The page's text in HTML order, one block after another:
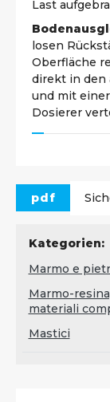
Last
losen
Oberfläche
direkt in den
und mit
Dosierer
pdf
Kategorien:
Marmo e
Marmo-
materiali
Mastici